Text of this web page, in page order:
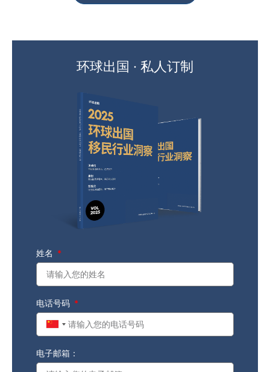
环球出国 · 私人订制
姓名
电话号码
China
电子邮箱：